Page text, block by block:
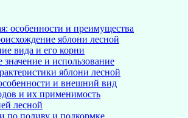
особенности и преимущества
яблони лесной
вида и его корни
значение и использование
яблони лесной
и внешний вид
и их применимость
лесной
по поливу и подкормке